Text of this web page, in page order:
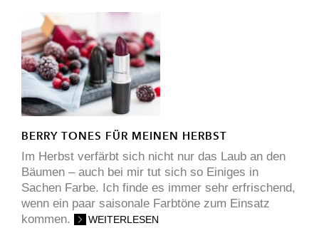
BERRY TONES FÜR MEINEN HERBST
Im Herbst verfärbt sich nicht nur das Laub an den
Bäumen – auch bei mir tut sich so Einiges in
Sachen Farbe. Ich finde es immer sehr erfrischend,
wenn ein paar saisonale Farbtöne zum Einsatz
kommen.
WEITERLESEN